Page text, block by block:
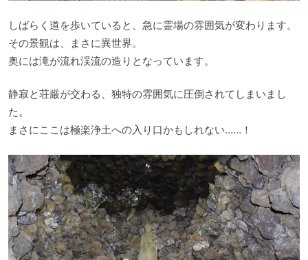
しばらく道を歩いていると、急に霊場の雰囲気が変わります。
その景観は、まさに異世界。
奥には滝が流れ渓流の造りとなっています。
静寂と荘厳が交わる、独特の雰囲気に圧倒されてしまいまし
た。
まさにここは極楽浄土への入り口かもしれない……！